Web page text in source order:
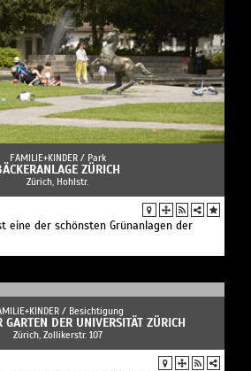
FAMILIE+KINDER / Park
ZÜRICH
Zürich, Hohlstr.
eine der schönsten Grünanlagen der
/ Besichtigung
GARTEN DER UNIVERSITÄT ZÜRICH
Zürich, Zollikerstr. 107